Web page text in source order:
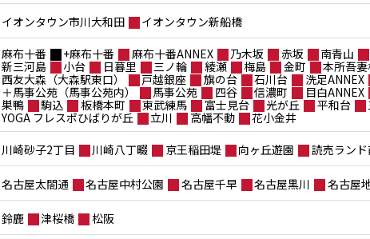
イオンタウン市川大和田 イオンタウン新船橋
麻布十番 +麻布十番 麻布十番ANNEX 乃木坂 赤坂 南青山
新三河島
小台 日暮里 三ノ輪 綾瀬 梅島 金町 本所吾
西友大森（大森駅東口）
戸越銀座 旗の台 石川台 洗足ANNEX
＋馬事公苑（馬事公苑内）
馬事公苑 四谷 信濃町 目白ANNEX
巣鴨
駒込 板橋本町 東武練馬 富士見台 光が丘 平和台
YOGA フレスポひばりが丘
立川 高幡不動
花小金井
川崎砂子2丁目 川崎八丁畷 京王稲田堤 向ヶ丘遊園 読売ランド
名古屋太閤通 名古屋中村公園 名古屋千早 名古屋黒川 名古屋
鈴鹿 津桜橋 松阪